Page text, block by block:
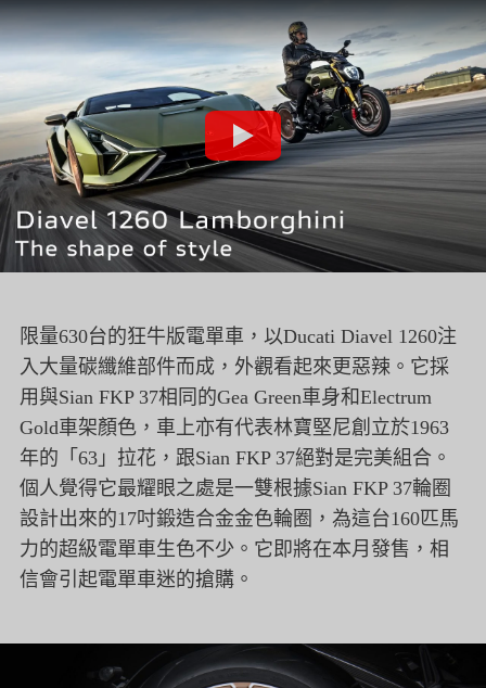
限量630台的狂牛版電單車，以Ducati Diavel 1260注
入大量碳纖維部件而成，外觀看起來更惡辣。它採
用與Sian FKP 37相同的Gea Green車身和Electrum
Gold車架顏色，車上亦有代表林寶堅尼創立於1963
年的「63」拉花，跟Sian FKP 37絕對是完美組合。
個人覺得它最耀眼之處是一雙根據Sian FKP 37輪圈
設計出來的17吋鍛造合金金色輪圈，為這台160匹馬
力的超級電單車生色不少。它即將在本月發售，相
信會引起電單車迷的搶購。